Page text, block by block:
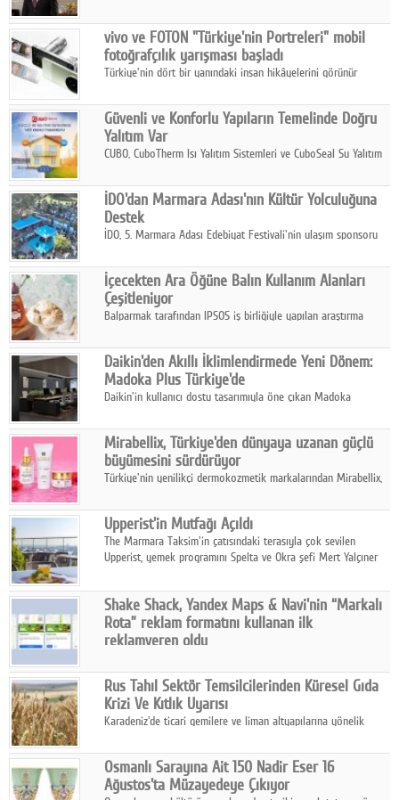
Çelik FAVÖK Marjını %16,1'e yükseltti.
vivo ve FOTON "Türkiye'nin Portreleri" mobil
fotoğrafçılık yarışması başladı
Türkiye'nin dört bir yanındaki insan hikâyelerini görünür
insanını, kültürünü ve yaşamını portre fotoğraflarıyla
anlatmaya davet ediyor.
Güvenli ve Konforlu Yapıların Temelinde Doğru
Yalıtım Var
CUBO, CuboTherm Isı Yalıtım Sistemleri ve CuboSeal Su Yalıtım
ve sürdürülebilir çözümler sunuyor.
İDO'dan Marmara Adası'nın Kültür Yolculuğuna
Destek
İDO, 5. Marmara Adası Edebiyat Festivali'nin ulaşım sponsoru
ettiriyor.
İçecekten Ara Öğüne Balın Kullanım Alanları
Çeşitleniyor
Balparmak tarafından IPSOS iş birliğiyle yapılan araştırma
ıhlamur gibi içeceklerde tercih ettiğini ortaya koyuyor.
Daikin'den Akıllı İklimlendirmede Yeni Dönem:
Madoka Plus Türkiye'de
Daikin'in kullanıcı dostu tasarımıyla öne çıkan Madoka
kontrol ünitesi Madoka Plus Türkiye'de satışa sunuldu.
Mirabellix, Türkiye'den dünyaya uzanan güçlü
büyümesini sürdürüyor
Türkiye'nin yenilikçi dermokozmetik markalarından Mirabellix,
ürünleriyle hem yurt içinde hem de uluslararası pazarlarda
büyümesini sürdürüyor.
Upperist'in Mutfağı Açıldı
The Marmara Taksim'in çatısındaki terasıyla çok sevilen
Upperist, yemek programını Spelta ve Okra şefi Mert Yalçıner
Shake Shack, Yandex Maps & Navi'nin “Markalı
Rota” reklam formatını kullanan ilk
reklamveren oldu
artırmak amacıyla Cereyan Medya ve Yandex Ads iş birliğiyle
Yandex Maps & Navi'nin yeni "Markalı Rota" reklam formatını
kullanan ilk marka oldu.
Rus Tahıl Sektör Temsilcilerinden Küresel Gıda
Krizi Ve Kıtlık Uyarısı
Karadeniz'de ticari gemilere ve liman altyapılarına yönelik
geçirdi.
Osmanlı Sarayına Ait 150 Nadir Eser 16
Ağustos'ta Müzayedeye Çıkıyor